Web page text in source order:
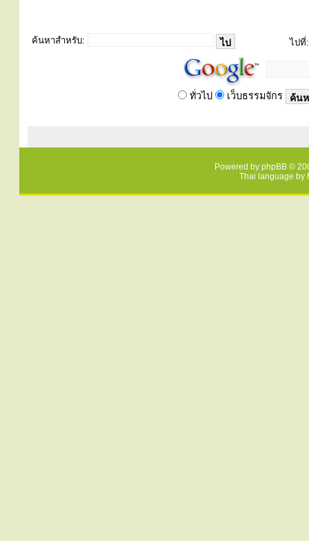
ค้นหาสำหรับ: ไปที่:
ทั่วไป เว็บธรรมจักร
Powered by phpBB ©
Thai language by